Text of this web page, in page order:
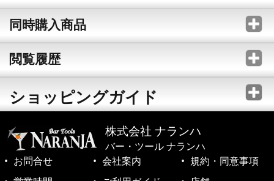
同時購入商品
閲覧履歴
ショッピングガイド
株式会社 ナランハ
バー・ツール ナランハ
お問合せ
会社案内
規約・同意事項